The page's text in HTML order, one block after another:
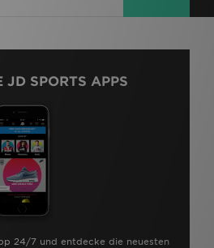
JD SPORTS APPS
24/7 und entdecke die neuesten